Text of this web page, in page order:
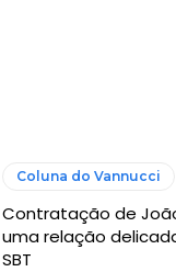
Coluna do Vannucci
Contratação de
uma relação
SBT